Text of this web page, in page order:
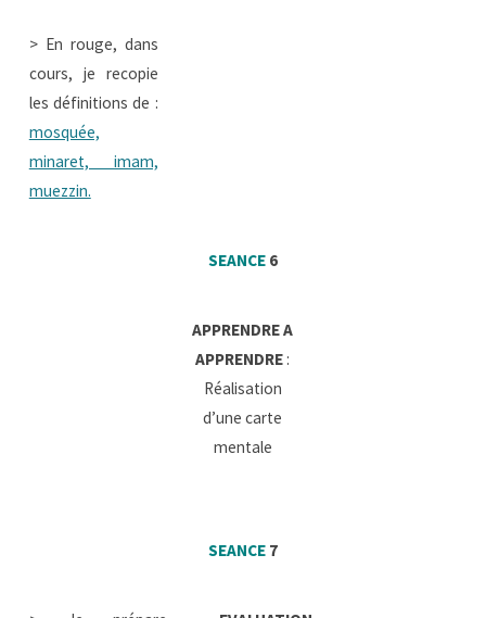
> En rouge, dans
cours, je recopie
les définitions de :
mosquée,
minaret, imam,
muezzin.
SEANCE6
APPRENDRE A
APPRENDRE :
Réalisation
d’une carte
mentale
SEANCE7